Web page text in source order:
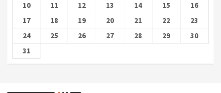
10
11 12 13 14 15
16
17
18 19 20 21 22
23
24
25 26 27 28 29
30
31